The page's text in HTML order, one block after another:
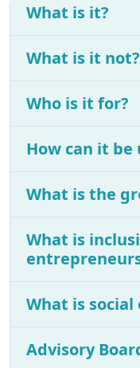
What is it?
What is it not?
Who is it for?
How can it be
What is the
What is
What is
Advisory